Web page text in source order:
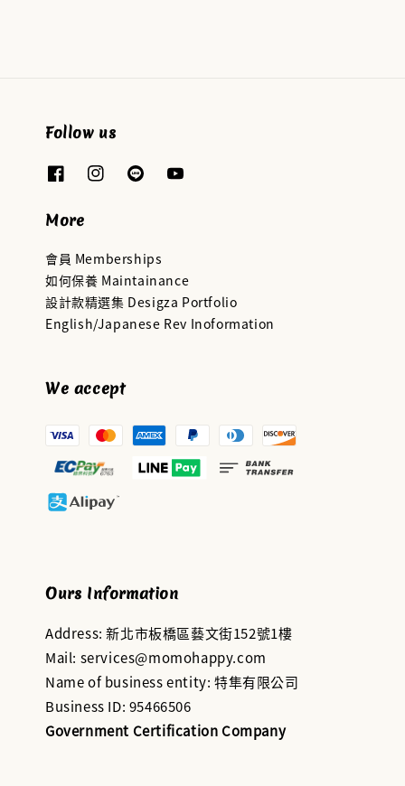
Follow us
More
會員 Memberships
如何保養 Maintainance
設計款精選集 Desigza Portfolio
English/Japanese Rev Inoformation
We accept
Ours Information
Address: 新北市板橋區藝文街152號1樓
Mail: services@momohappy.com
Name of business entity: 特隼有限公司
Business ID: 95466506
Government Certification Company